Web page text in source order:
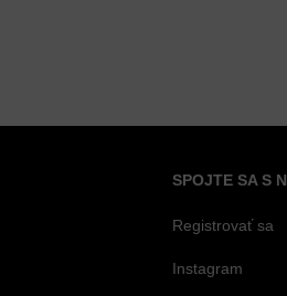
SPOJTE SA S
Registrovať sa
Instagram